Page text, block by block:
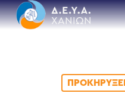
Skip
to
main